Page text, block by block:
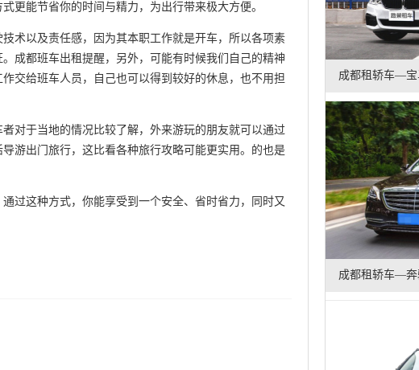
更能节省你的时间与精力，为出行带来极大方便。
术以及责任感，因为其本职工作就是开车，所以各项素
成都班车出租提醒，另外，可能有时候我们自己的精神
交给班车人员，自己也可以得到较好的休息，也不用担
对于当地的情况比较了解，外来游玩的朋友就可以通过
游出门旅行，这比看各种旅行攻略可能更实用。的也是
过这种方式，你能享受到一个安全、省时省力，同时又
成都租轿车—宝
成都租轿车—奔